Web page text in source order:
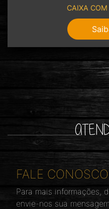
CAIXA
FALE CONOSCO
Para mais informações,
envie-nos sua